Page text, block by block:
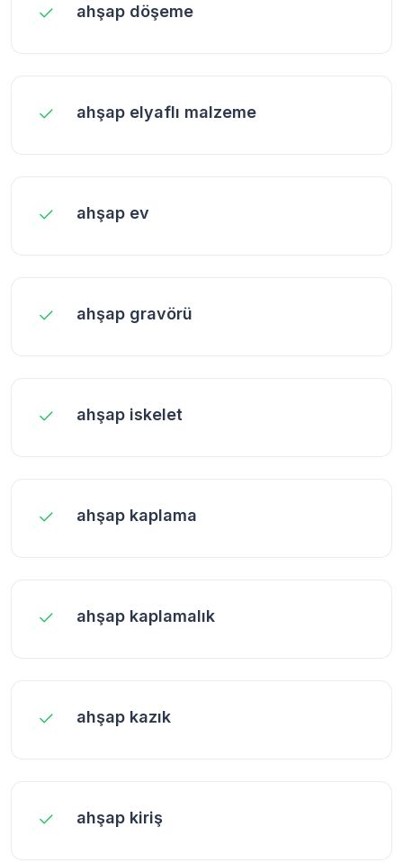
ahşap döşeme
ahşap elyaflı malzeme
ahşap ev
ahşap gravörü
ahşap iskelet
ahşap kaplama
ahşap kaplamalık
ahşap kazık
ahşap kiriş